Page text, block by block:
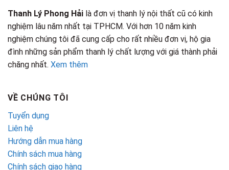
Thanh Lý Phong Hải là đơn vị thanh lý nội thất cũ có kinh
nghiệm lâu năm nhất tại TPHCM. Với hơn 10 năm kinh
nghiệm chúng tôi đã cung cấp cho rất nhiều đơn vị, hộ gia
đình những sản phẩm thanh lý chất lượng với giá thành phải
chăng nhất. Xem thêm
VỀ CHÚNG TÔI
Tuyển dụng
Liên hệ
Hướng dẫn mua hàng
Chính sách mua hàng
Chính sách giao hàng